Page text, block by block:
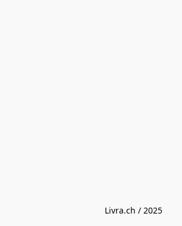
Livra.ch / 2025